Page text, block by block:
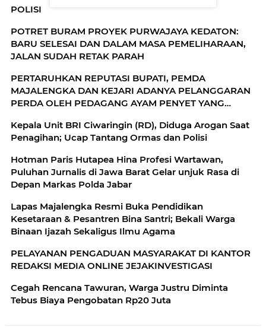
POLISI
POTRET BURAM PROYEK PURWAJAYA KEDATON:
BARU SELESAI DAN DALAM MASA PEMELIHARAAN,
JALAN SUDAH RETAK PARAH
PERTARUHKAN REPUTASI BUPATI, PEMDA
MAJALENGKA DAN KEJARI ADANYA PELANGGARAN
PERDA OLEH PEDAGANG AYAM PENYET YANG
Kepala Unit BRI Ciwaringin (RD), Diduga Arogan Saat
Penagihan; Ucap Tantang Ormas dan Polisi
Hotman Paris Hutapea Hina Profesi Wartawan,
Puluhan Jurnalis di Jawa Barat Gelar unjuk Rasa di
Depan Markas Polda Jabar
Lapas Majalengka Resmi Buka Pendidikan
Kesetaraan & Pesantren Bina Santri; Bekali Warga
Binaan Ijazah Sekaligus Ilmu Agama
PELAYANAN PENGADUAN MASYARAKAT DI KANTOR
REDAKSI MEDIA ONLINE JEJAKINVESTIGASI
Cegah Rencana Tawuran, Warga Justru Diminta
Tebus Biaya Pengobatan Rp20 Juta